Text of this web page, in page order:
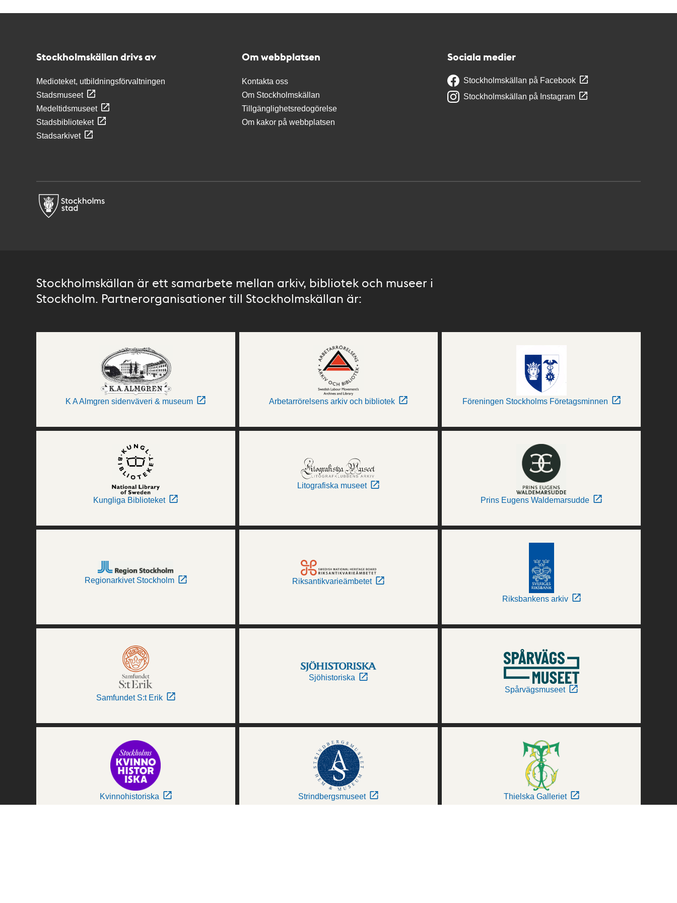
Stockholmskällan drivs av
Medioteket, utbildningsförvaltningen
Stadsmuseet
Medeltidsmuseet
Stadsbiblioteket
Stadsarkivet
Om webbplatsen
Kontakta oss
Om Stockholmskällan
Tillgänglighetsredogörelse
Om kakor på webbplatsen
Sociala medier
Stockholmskällan på Facebook
Stockholmskällan på Instagram
Stockholmskällan är ett samarbete mellan arkiv, bibliotek och museer i
Stockholm. Partnerorganisationer till Stockholmskällan är:
K A Almgren sidenväveri & museum Arbetarrörelsens arkiv och bibliotek Föreningen Stockholms Företagsminnen
Kungliga Biblioteket
Litografiska museet
Prins Eugens Waldemarsudde
Regionarkivet Stockholm Riksantikvarieämbetet
Riksbankens arkiv
Samfundet S:t Erik
Sjöhistoriska
Spårvägsmuseet
Kvinnohistoriska Strindbergsmuseet Thielska Galleriet